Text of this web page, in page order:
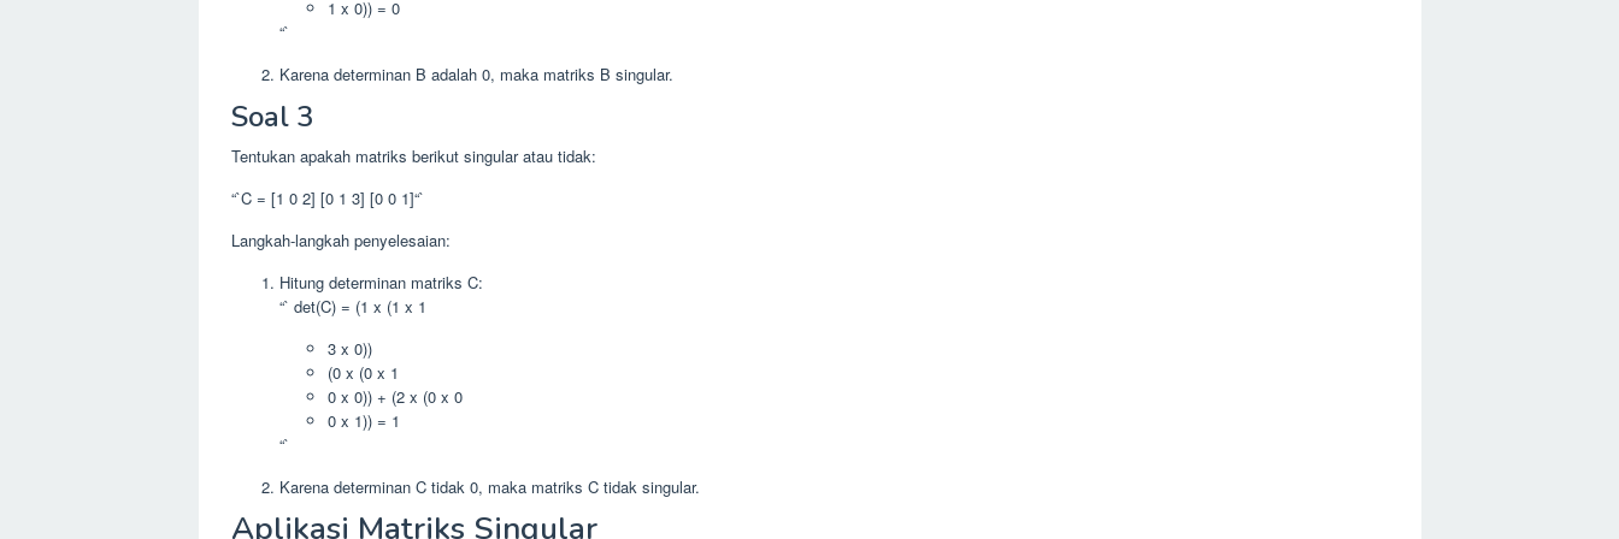
1 x 0)) = 0
“`
Karena determinan B adalah 0, maka matriks B singular.
Soal 3
Tentukan apakah matriks berikut singular atau tidak:
“`C = [1 0 2] [0 1 3] [0 0 1]“`
Langkah-langkah penyelesaian:
Hitung determinan matriks C:
“` det(C) = (1 x (1 x 1
3 x 0))
(0 x (0 x 1
0 x 0)) + (2 x (0 x 0
0 x 1)) = 1
“`
Karena determinan C tidak 0, maka matriks C tidak singular.
Aplikasi Matriks Singular